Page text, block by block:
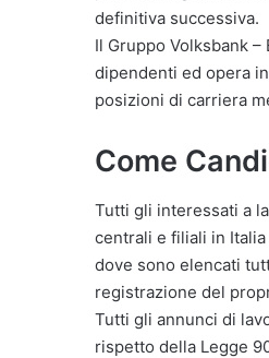
definitiva successiva.
Il Gruppo Volksbank
dipendenti ed opera
posizioni di carriera
Come
Tutti gli interessati a
centrali e filiali in
dove sono elencati
registrazione del
Tutti gli annunci di
rispetto della Legge